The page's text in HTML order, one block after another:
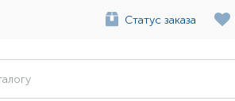
Статус заказа